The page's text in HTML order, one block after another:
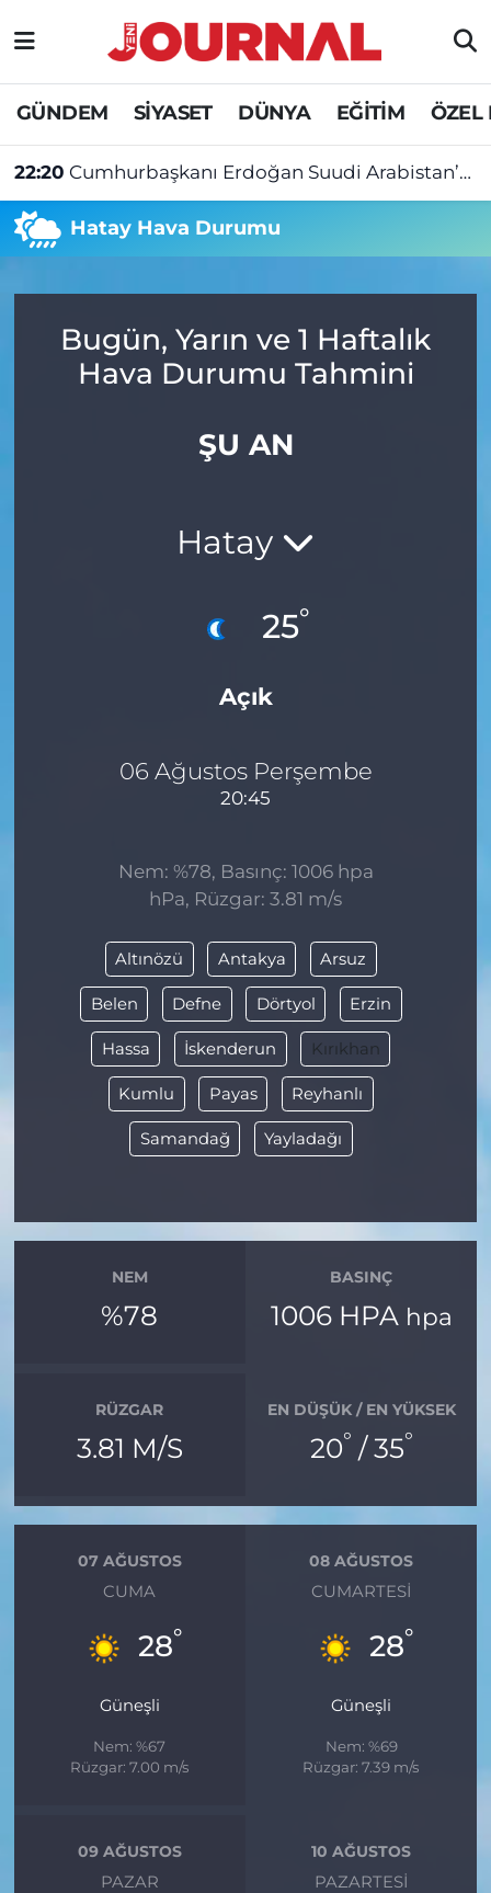
GÜNDEM SİYASET DÜNYA EĞİTİM ÖZEL
22:20 Cumhurbaşkanı Erdoğan Suudi Arabistan’a gidecek
Hatay Hava Durumu
Bugün, Yarın ve 1 Haftalık
Hava Durumu Tahmini
ŞU AN
Hatay
25°
Açık
06 Ağustos Perşembe
20:45
Nem: %78, Basınç: 1006 hpa
hPa, Rüzgar: 3.81 m/s
Altınözü Antakya Arsuz
Belen Defne Dörtyol Erzin
Hassa İskenderun Kırıkhan
Kumlu Payas Reyhanlı
Samandağ Yayladağı
NEM
%78
BASINÇ
1006 HPA hpa
RÜZGAR
3.81 M/S
EN DÜŞÜK / EN YÜKSEK
20° / 35°
07 AĞUSTOS
CUMA
28°
Güneşli
Nem: %67
Rüzgar: 7.00 m/s
08 AĞUSTOS
CUMARTESI
28°
Güneşli
Nem: %69
Rüzgar: 7.39 m/s
09 AĞUSTOS
PAZAR
10 AĞUSTOS
PAZARTESI
GÜNDEM
SİYASET
SAĞLIK
DÜNYA
ÖZEL HABER
Nöbetçi Eczaneler
Hava Durumu
Trafik Durumu
Süper Lig Puan Durumu ve Fikstür
Son Dakika Haberleri